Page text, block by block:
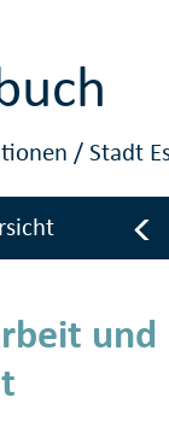
/Stadt
und